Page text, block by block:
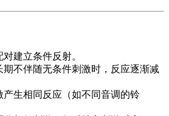
建立条件反射。
期不伴随无条件刺激时，反应逐渐减
产生相同反应（如不同音调的铃